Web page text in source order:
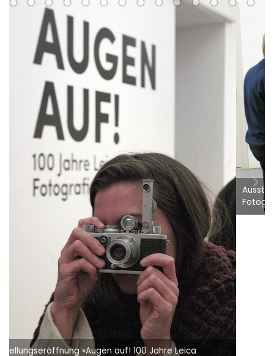
Ausstellungseröffnung »Augen auf! 100 Jahre Leica
Fotografie« im OstLicht © Peter Jakadofsky / OstLicht
zurück